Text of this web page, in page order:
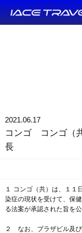
2021.06.17
コンゴ コンゴ（
長
１ コンゴ（共）は、１１
染症の現状を受けて、保
る法案が承認された旨を公
２ なお、ブラザビル及